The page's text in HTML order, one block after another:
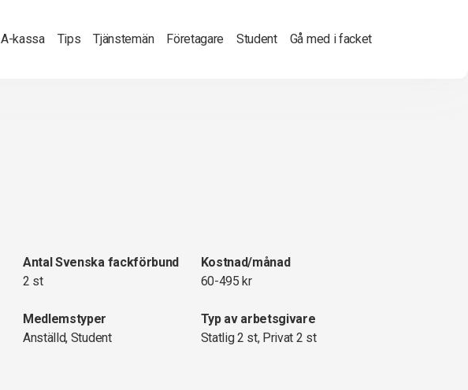
A-kassa Tips Tjänstemän Företagare Student Gå med i facket
Antal Svenska fackförbund
2 st
Kostnad/månad
60-495 kr
Medlemstyper
Anställd, Student
Typ av arbetsgivare
Statlig 2 st, Privat 2 st